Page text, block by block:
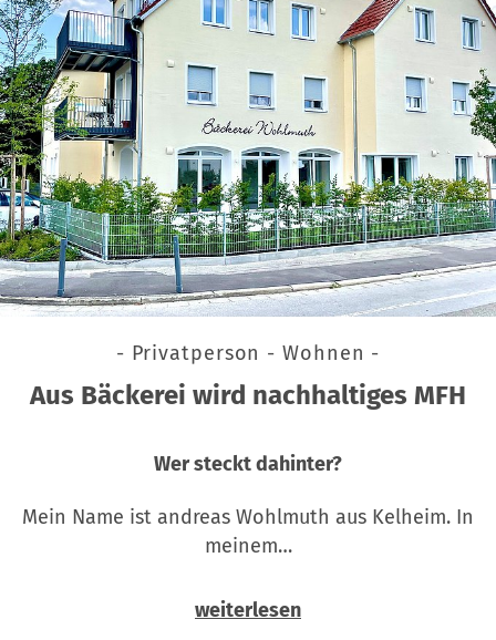
- Privatperson - Wohnen -
Aus Bäckerei wird nachhaltiges MFH
Wer steckt dahinter?
Mein Name ist andreas Wohlmuth aus Kelheim. In
meinem…
weiterlesen